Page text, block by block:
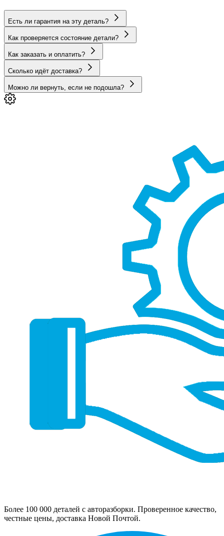
Есть ли гарантия на эту деталь?
Как проверяется состояние детали?
Как заказать и оплатить?
Сколько идёт доставка?
Можно ли вернуть, если не подошла?
Более 100 000 деталей с авторазборки. Проверенное качество,
честные цены, доставка Новой Почтой.